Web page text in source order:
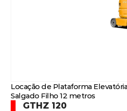
Locação de Plataforma
Salgado Filho 12 metros
GTHZ 120